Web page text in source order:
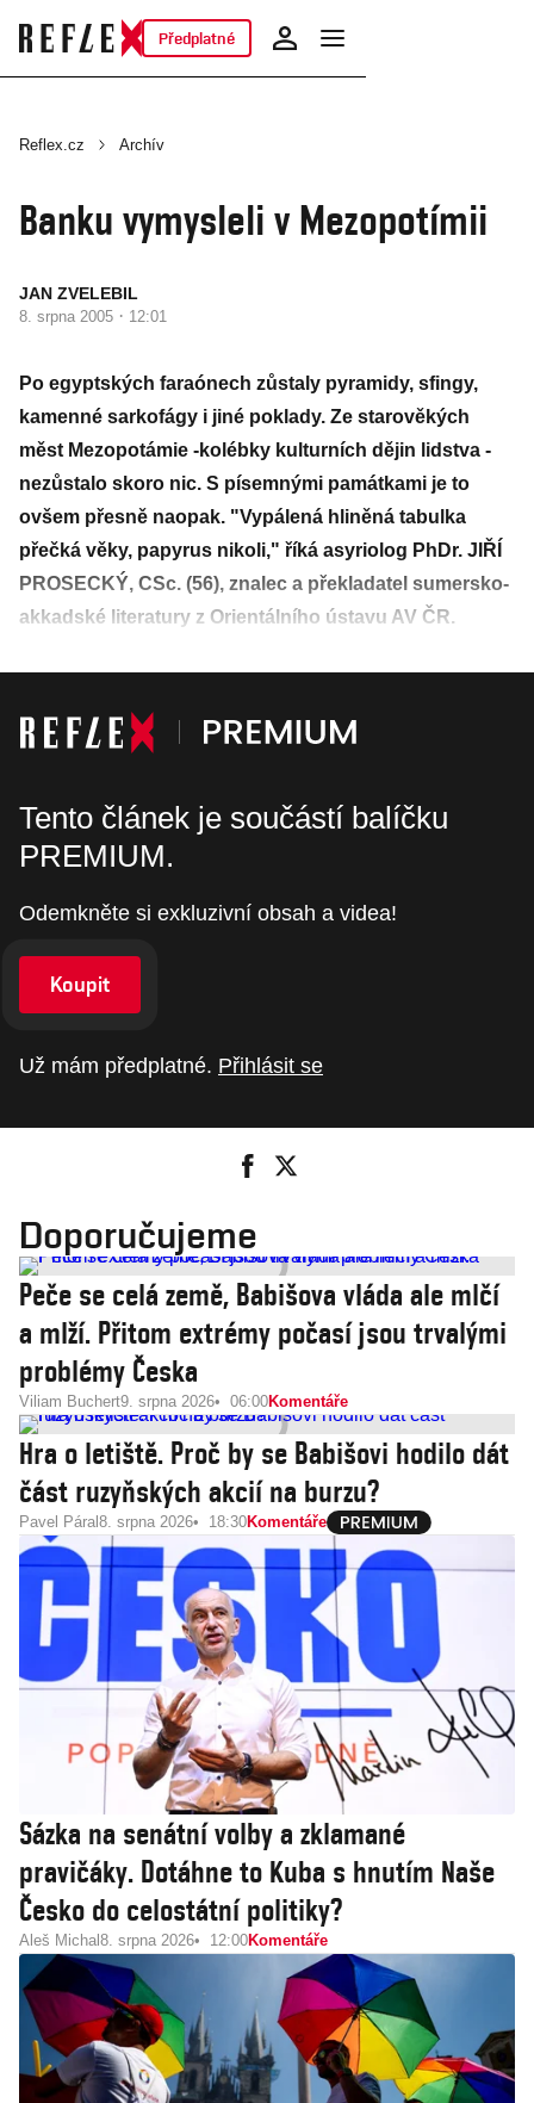
Předplatné
Reflex.cz Archív
Banku vymysleli v Mezopotímii
JAN ZVELEBIL
8. srpna 2005 · 12:01
Po egyptských faraónech zůstaly pyramidy, sfingy,
kamenné sarkofágy i jiné poklady. Ze starověkých
měst Mezopotámie -kolébky kulturních dějin lidstva -
nezůstalo skoro nic. S písemnými památkami je to
ovšem přesně naopak. "Vypálená hliněná tabulka
přečká věky, papyrus nikoli," říká asyriolog PhDr. JIŘÍ
PROSECKÝ, CSc. (56), znalec a překladatel sumersko-
akkadské literatury z Orientálního ústavu AV ČR.
Tento článek je součástí balíčku
PREMIUM.
Odemkněte si exkluzivní obsah a videa!
Koupit
Už mám předplatné. Přihlásit se
Doporučujeme
Peče se celá země, Babišova vláda ale mlčí
a mlží. Přitom extrémy počasí jsou trvalými
problémy Česka
Viliam Buchert9. srpna 2026 06:00Komentáře
Hra o letiště. Proč by se Babišovi hodilo dát
část ruzyňských akcií na burzu?
Pavel Páral 8. srpna 2026 18:30Komentáře
Sázka na senátní volby a zklamané
pravičáky. Dotáhne to Kuba s hnutím Naše
Česko do celostátní politiky?
Aleš Michal 8. srpna 2026 12:00Komentáře